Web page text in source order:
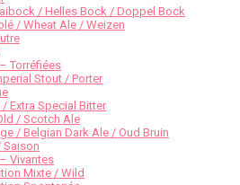
/ Helles Bock / Doppel Bock
/ Wheat Ale / Weizen
Torréfiées
Stout / Porter
/ Extra Special Bitter
/ Scotch Ale
/ Belgian Dark Ale / Oud Bruin
Saison
Vivantes
Mixte / Wild